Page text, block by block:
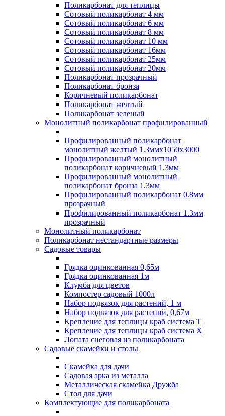
Поликарбонат для теплицы
Сотовый поликарбонат 4 мм
Сотовый поликарбонат 6 мм
Сотовый поликарбонат 8 мм
Сотовый поликарбонат 10 мм
Сотовый поликарбонат 16мм
Сотовый поликарбонат 25мм
Сотовый поликарбонат 20мм
Поликарбонат прозрачный
Поликарбонат бронза
Коричневый поликарбонат
Поликарбонат желтый
Поликарбонат зеленый
Монолитный поликарбонат профилированный
Профилированный поликарбонат
монолитный желтый 1.3ммх1050х3000
Профилированный монолитный
поликарбонат коричневый 1,3мм
Профилированный монолитный
поликарбонат бронза 1.3мм
Профилированный поликарбонат 0.8мм
прозрачный
Профилированный поликарбонат 1.3мм
прозрачный
Монолитный поликарбонат
Поликарбонат нестандартные размеры
Садовые товары
Грядка оцинкованная 0,65м
Грядка оцинкованная 1м
Клумба для цветов
Компостер садовый 1000л
Набор подвязок для растений, 1 м
Набор подвязок для растений, 0,67м
Крепление для теплицы краб система Т
Крепление для теплицы краб система Х
Лопата снеговая из поликарбоната
Садовые скамейки и столы
Скамейка для дачи
Садовая арка из металла
Металлическая скамейка Дружба
Стол для дачи
Комплектующие для поликарбоната